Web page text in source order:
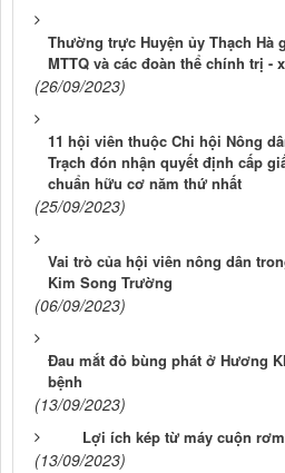
Thường trực Huyện ủy Thạch Hà
MTTQ và các đoàn thể chính trị -
(26/09/2023)
11 hội viên thuộc Chi hội Nông
Trạch đón nhận quyết định cấp
chuẩn hữu cơ năm thứ nhất
(25/09/2023)
Vai trò của hội viên nông dân
Kim Song Trường
(06/09/2023)
Đau mắt đỏ bùng phát ở Hương
bệnh
(13/09/2023)
Lợi ích kép từ máy cuộn
(13/09/2023)